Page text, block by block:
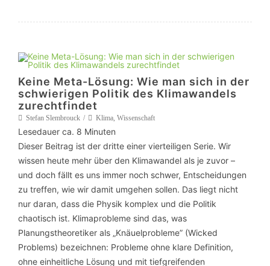
Keine Meta-Lösung: Wie man sich in der
schwierigen Politik des Klimawandels
zurechtfindet
Stefan Slembrouck Klima, Wissenschaft
Lesedauer ca. 8 Minuten
Dieser Beitrag ist der dritte einer vierteiligen Serie. Wir
wissen heute mehr über den Klimawandel als je zuvor –
und doch fällt es uns immer noch schwer, Entscheidungen
zu treffen, wie wir damit umgehen sollen. Das liegt nicht
nur daran, dass die Physik komplex und die Politik
chaotisch ist. Klimaprobleme sind das, was
Planungstheoretiker als „Knäuelprobleme” (Wicked
Problems) bezeichnen: Probleme ohne klare Definition,
ohne einheitliche Lösung und mit tiefgreifenden